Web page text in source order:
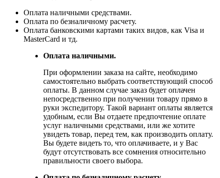
Оплата наличными средствами.
Оплата по безналичному расчету.
Оплата банковскими картами таких видов, как Visa и
MasterCard и тд.
Оплата наличными.
При оформлении заказа на сайте, необходимо
самостоятельно выбрать соответствующий способ
оплаты. В данном случае заказ будет оплачен
непосредственно при получении товару прямо в
руки экспедитору. Такой вариант оплаты является
удобным, если Вы отдаете предпочтение оплате
услуг наличными средствами, или же хотите
увидеть товар, перед тем, как производить оплату.
Вы будете видеть то, что оплачиваете, и у Вас
будут отсутствовать все сомнения относительно
правильности своего выбора.